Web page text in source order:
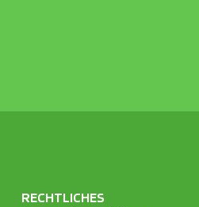
RECHTLICHES